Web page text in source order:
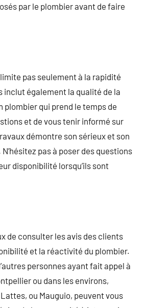
par le plombier avant de faire
pas seulement à la rapidité
inclut également la qualité de la
plombier qui prend le temps de
et de vous tenir informé sur
démontre son sérieux et son
pas à poser des questions
disponibilité lorsqu’ils sont
de consulter les avis des clients
et la réactivité du plombier.
personnes ayant fait appel à
ou dans les environs,
ou Mauguio, peuvent vous